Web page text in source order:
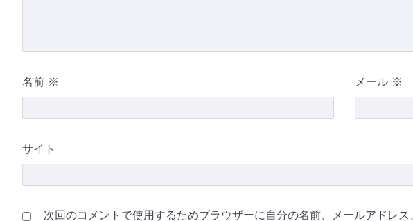
名前 ※ メール ※
サイト
次回のコメントで使用するためブラウザーに自分の名前、メールアドレス